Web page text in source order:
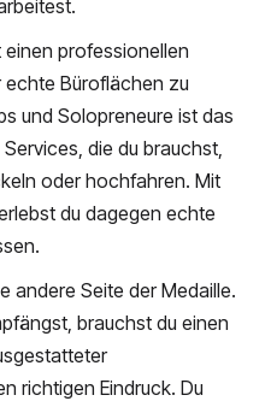
professionellen
echte Büroflächen zu
und Solopreneure ist das
die du brauchst,
oder hochfahren. Mit
du dagegen echte
andere Seite der Medaille.
brauchst du einen
richtigen Eindruck. Du